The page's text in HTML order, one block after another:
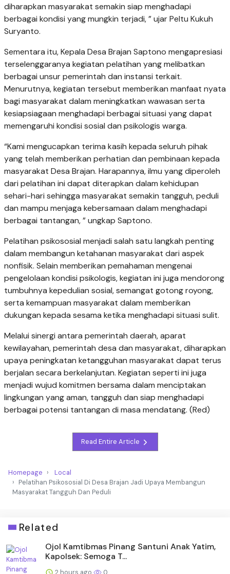
diharapkan masyarakat semakin siap menghadapi
berbagai kondisi yang mungkin terjadi, ” ujar Peltu Kukuh
Suryanto.
Sementara itu, Kepala Desa Brajan Saptono mengapresiasi
terselenggaranya kegiatan pelatihan yang melibatkan
berbagai unsur pemerintah dan instansi terkait.
Menurutnya, kegiatan tersebut memberikan manfaat nyata
bagi masyarakat dalam meningkatkan wawasan serta
kesiapsiagaan menghadapi berbagai situasi yang dapat
memengaruhi kondisi sosial dan psikologis warga.
“Kami mengucapkan terima kasih kepada seluruh pihak
yang telah memberikan perhatian dan pembinaan kepada
masyarakat Desa Brajan. Harapannya, ilmu yang diperoleh
dari pelatihan ini dapat diterapkan dalam kehidupan
sehari-hari sehingga masyarakat semakin tangguh, peduli
dan mampu menjaga kebersamaan dalam menghadapi
berbagai tantangan, ” ungkap Saptono.
Pelatihan psikososial menjadi salah satu langkah penting
dalam membangun ketahanan masyarakat dari aspek
nonfisik. Selain memberikan pemahaman mengenai
pengelolaan kondisi psikologis, kegiatan ini juga mendorong
tumbuhnya kepedulian sosial, semangat gotong royong,
serta kemampuan masyarakat dalam memberikan
dukungan kepada sesama ketika menghadapi situasi sulit.
Melalui sinergi antara pemerintah daerah, aparat
kewilayahan, pemerintah desa dan masyarakat, diharapkan
upaya peningkatan ketangguhan masyarakat dapat terus
berjalan secara berkelanjutan. Kegiatan seperti ini juga
menjadi wujud komitmen bersama dalam menciptakan
lingkungan yang aman, tangguh dan siap menghadapi
berbagai potensi tantangan di masa mendatang. (Red)
Read Entire Article
Homepage
Local
Pelatihan Psikososial Di Desa Brajan Jadi Upaya Membangun
Masyarakat Tangguh Dan Peduli
Related
Ojol Kamtibmas Pinang Santuni Anak Yatim,
Kapolsek: Semoga T...
2 hours ago 0